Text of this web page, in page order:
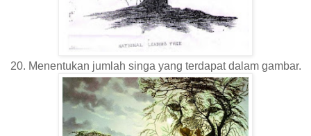
20. Menentukan jumlah singa yang terdapat dalam gambar.